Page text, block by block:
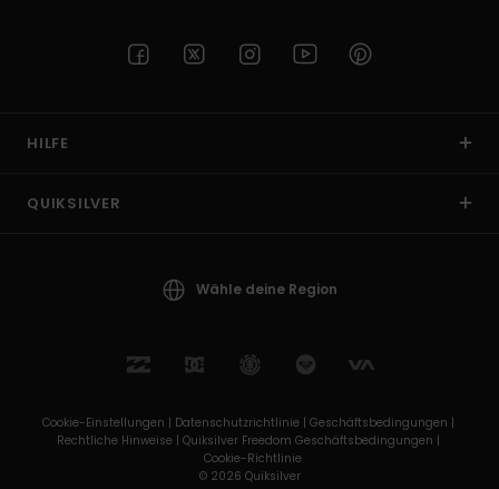
HILFE
QUIKSILVER
Wähle deine Region
Cookie-Einstellungen | Datenschutzrichtlinie | Geschäftsbedingungen |
Rechtliche Hinweise | Quiksilver Freedom Geschäftsbedingungen |
Cookie-Richtlinie
© 2026 Quiksilver